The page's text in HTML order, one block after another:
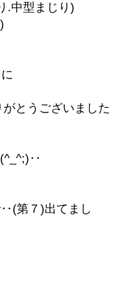
.中型まじり)
とうございました
第７)出てまし